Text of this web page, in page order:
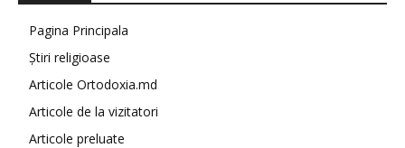
Pagina Principala
Știri religioase
Articole Ortodoxia.md
Articole de la vizitatori
Articole preluate